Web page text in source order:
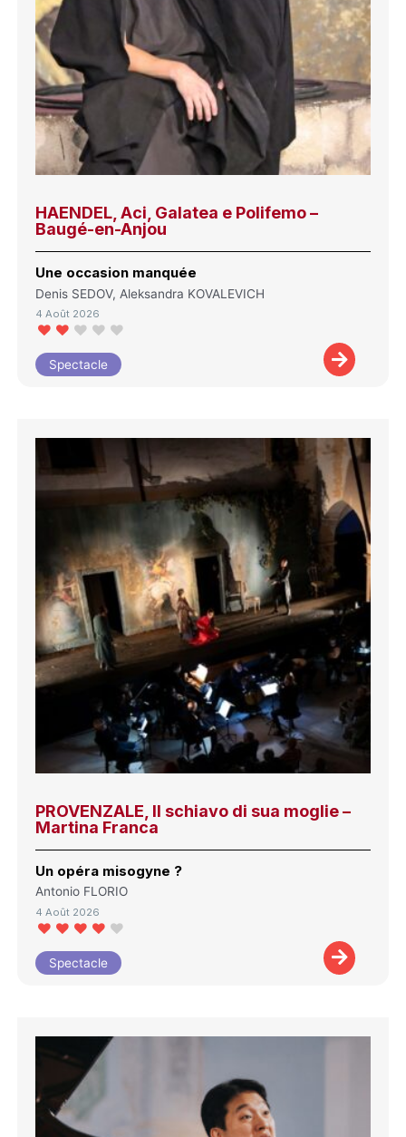
HAENDEL, Aci, Galatea e Polifemo –
Baugé-en-Anjou
Une occasion manquée
Denis SEDOV, Aleksandra KOVALEVICH
4 Août 2026
Spectacle
PROVENZALE, Il schiavo di sua moglie –
Martina Franca
Un opéra misogyne ?
Antonio FLORIO
4 Août 2026
Spectacle